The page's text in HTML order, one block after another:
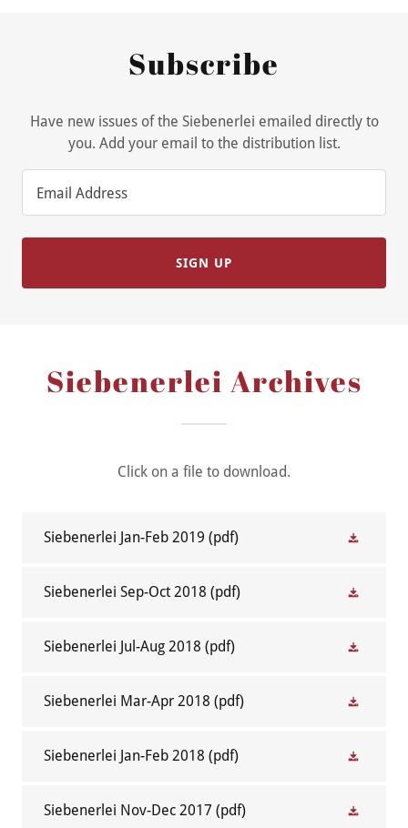
Subscribe
Have new issues of the Siebenerlei emailed directly to
you. Add your email to the distribution list.
Email Address
SIGN UP
Siebenerlei Archives
Click on a file to download.
Siebenerlei Jan-Feb 2019 (pdf)
Siebenerlei Sep-Oct 2018 (pdf)
Siebenerlei Jul-Aug 2018 (pdf)
Siebenerlei Mar-Apr 2018 (pdf)
Siebenerlei Jan-Feb 2018 (pdf)
Siebenerlei Nov-Dec 2017 (pdf)